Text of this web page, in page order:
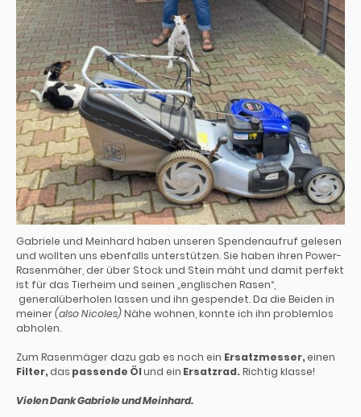
Gabriele und Meinhard haben unseren Spendenaufruf gelesen
und wollten uns ebenfalls unterstützen. Sie haben ihren Power-
Rasenmäher, der über Stock und Stein mäht und damit perfekt
ist für das Tierheim und seinen „englischen Rasen“,
generalüberholen lassen und ihn gespendet. Da die Beiden in
meiner(also Nicoles)Nähe wohnen, konnte ich ihn problemlos
abholen.
Zum Rasenmäger dazu gab es noch ein Ersatzmesser,einen
Filter, das passende Ölund ein Ersatzrad. Richtig klasse!
Vielen Dank Gabriele und Meinhard.